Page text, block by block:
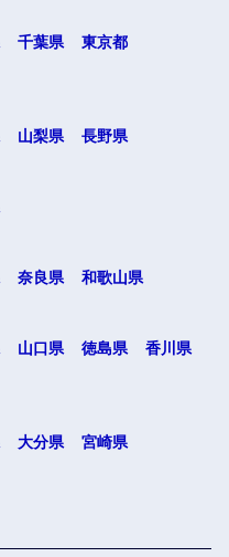
千葉県
東京都
山梨県 長野県
奈良県 和歌山県
山口県 徳島県
香川県
大分県
宮崎県